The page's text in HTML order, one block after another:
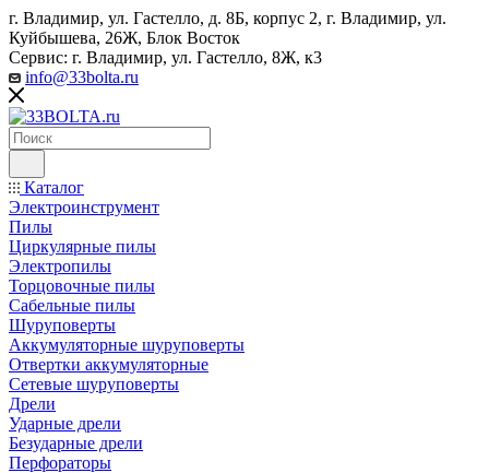
г. Владимир, ул. Гастелло, д. 8Б, корпус 2, г. Владимир, ул. ​
Куйбышева, 26Ж, Блок Восток
Сервис: г. Владимир, ул. Гастелло, 8Ж, к3
info@33bolta.ru
Каталог
Электроинструмент
Пилы
Циркулярные пилы
Электропилы
Торцовочные пилы
Сабельные пилы
Шуруповерты
Аккумуляторные шуруповерты
Отвертки аккумуляторные
Сетевые шуруповерты
Дрели
Ударные дрели
Безударные дрели
Перфораторы